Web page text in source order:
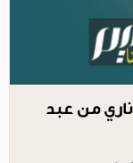
من عبد